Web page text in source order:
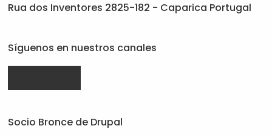
Rua dos Inventores 2825-182 - Caparica Portugal
Síguenos en nuestros canales
JavaliJavaliJavali
Socio Bronce de Drupal